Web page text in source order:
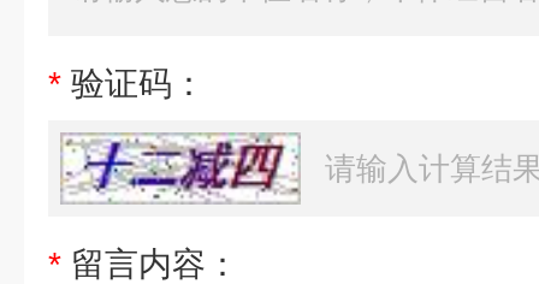
* 验证码：
* 留言内容：